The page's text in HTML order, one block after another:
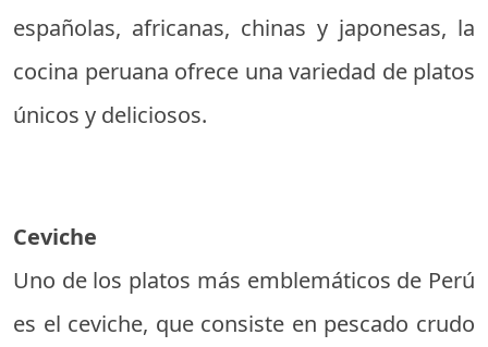
españolas, africanas, chinas y japonesas, la
cocina peruana ofrece una variedad de platos
únicos y deliciosos.
Ceviche
Uno de los platos más emblemáticos de Perú
es el ceviche, que consiste en pescado crudo